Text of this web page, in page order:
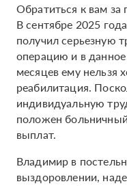
Обратиться к вам
В сентябре 2025
получил серьезную
операцию и в
месяцев ему нельзя
реабилитация.
индивидуальную
положен
выплат.
Владимир в
выздоровлении,